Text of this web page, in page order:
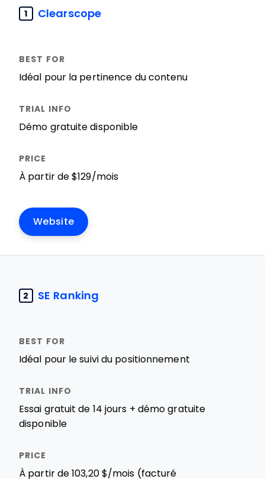
1 Clearscope
Idéal pour la pertinence du contenu
Démo gratuite disponible
À partir de $129/mois
Website
2 SE Ranking
Idéal pour le suivi du positionnement
Essai gratuit de 14 jours + démo gratuite
disponible
À partir de 103,20 $/mois (facturé